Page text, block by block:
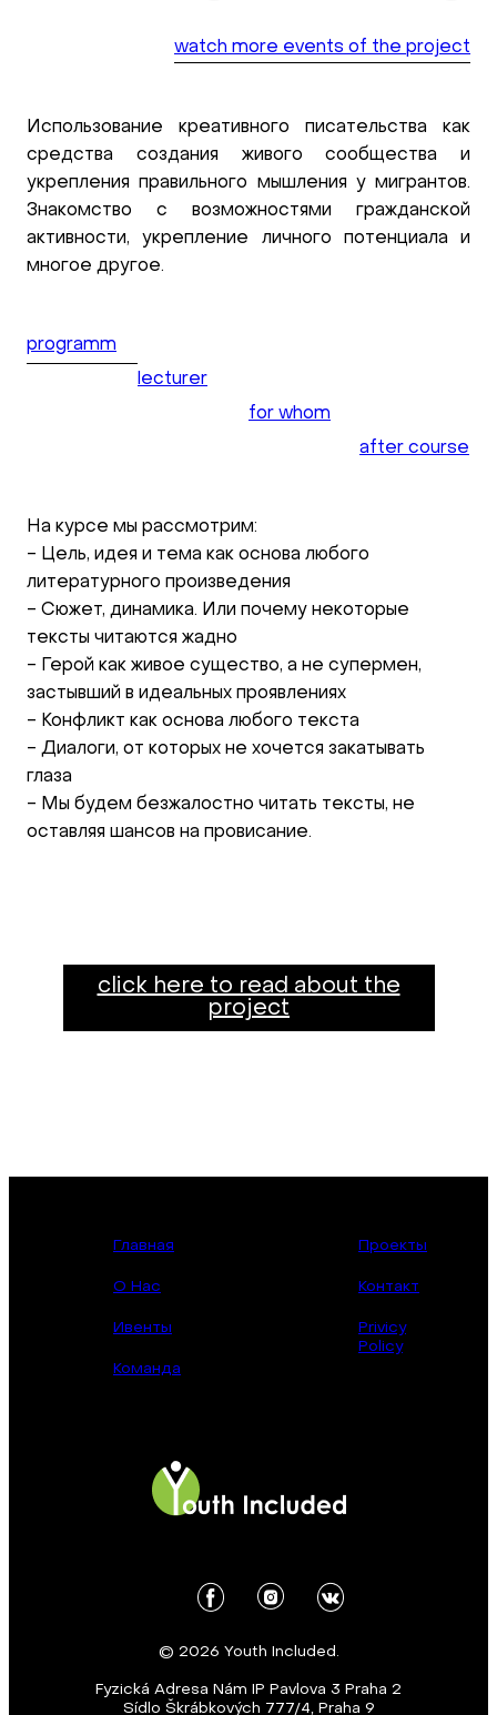
watch more events of the project
Использование креативного писательства как
средства создания живого сообщества и
укрепления правильного мышления у мигрантов.
Знакомство с возможностями гражданской
активности, укрепление личного потенциала и
многое другое.
programm
lecturer
for whom
after course
На курсе мы рассмотрим:
- Цель, идея и тема как основа любого
литературного произведения
- Сюжет, динамика. Или почему некоторые
тексты читаются жадно
- Герой как живое существо, а не супермен,
застывший в идеальных проявлениях
- Конфликт как основа любого текста
- Диалоги, от которых не хочется закатывать
глаза
- Мы будем безжалостно читать тексты, не
оставляя шансов на провисание.
click here to read about the
project
Главная
О Нас
Ивенты
Команда
Проекты
Контакт
Privicy
Policy
© 2026 Youth Included.
Fyzická Adresa Nám IP Pavlova 3 Praha 2
Sídlo Škrábkových 777/4, Praha 9